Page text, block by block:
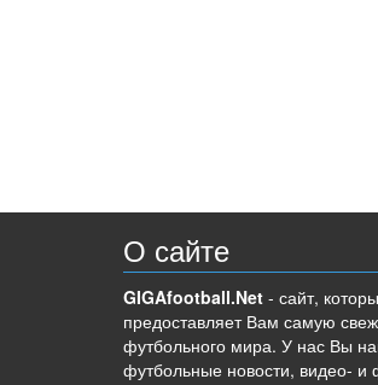
О сайте
GIGAfootball.Net - сайт,
предоставляет Вам самую
футбольного мира. У нас Вы
футбольные новости, видео- и